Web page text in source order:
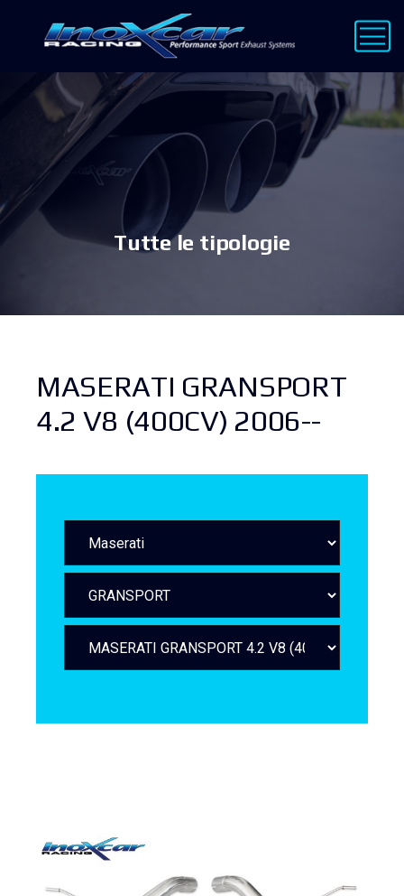
Tutte le tipologie
MASERATI GRANSPORT
4.2 V8 (400CV) 2006--